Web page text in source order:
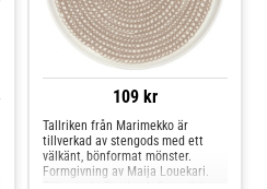
109 kr
Tallriken från Marimekko är
tillverkad av stengods med ett
välkänt, bönformat mönster.
Formgivning av Maija Louekari.